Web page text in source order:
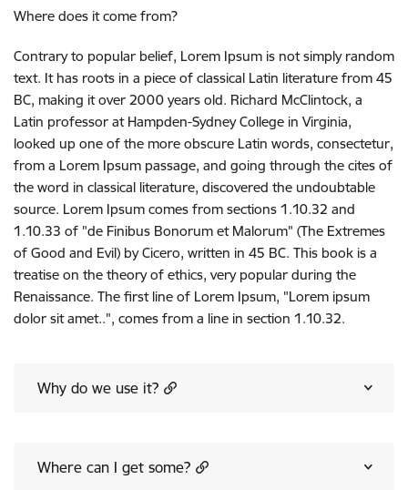
Where does it come from?
Contrary to popular belief, Lorem Ipsum is not simply random
text. It has roots in a piece of classical Latin literature from 45
BC, making it over 2000 years old. Richard McClintock, a
Latin professor at Hampden-Sydney College in Virginia,
looked up one of the more obscure Latin words, consectetur,
from a Lorem Ipsum passage, and going through the cites of
the word in classical literature, discovered the undoubtable
source. Lorem Ipsum comes from sections 1.10.32 and
1.10.33 of "de Finibus Bonorum et Malorum" (The Extremes
of Good and Evil) by Cicero, written in 45 BC. This book is a
treatise on the theory of ethics, very popular during the
Renaissance. The first line of Lorem Ipsum, "Lorem ipsum
dolor sit amet..", comes from a line in section 1.10.32.
Why do we use it?
Where can I get some?